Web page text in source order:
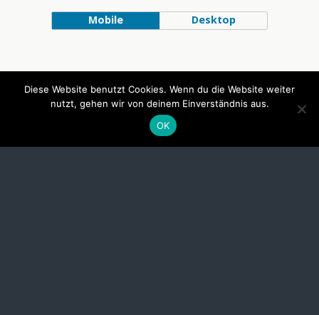
Mobile Desktop
Diese Website benutzt Cookies. Wenn du die Website weiter
nutzt, gehen wir von deinem Einverständnis aus.
OK